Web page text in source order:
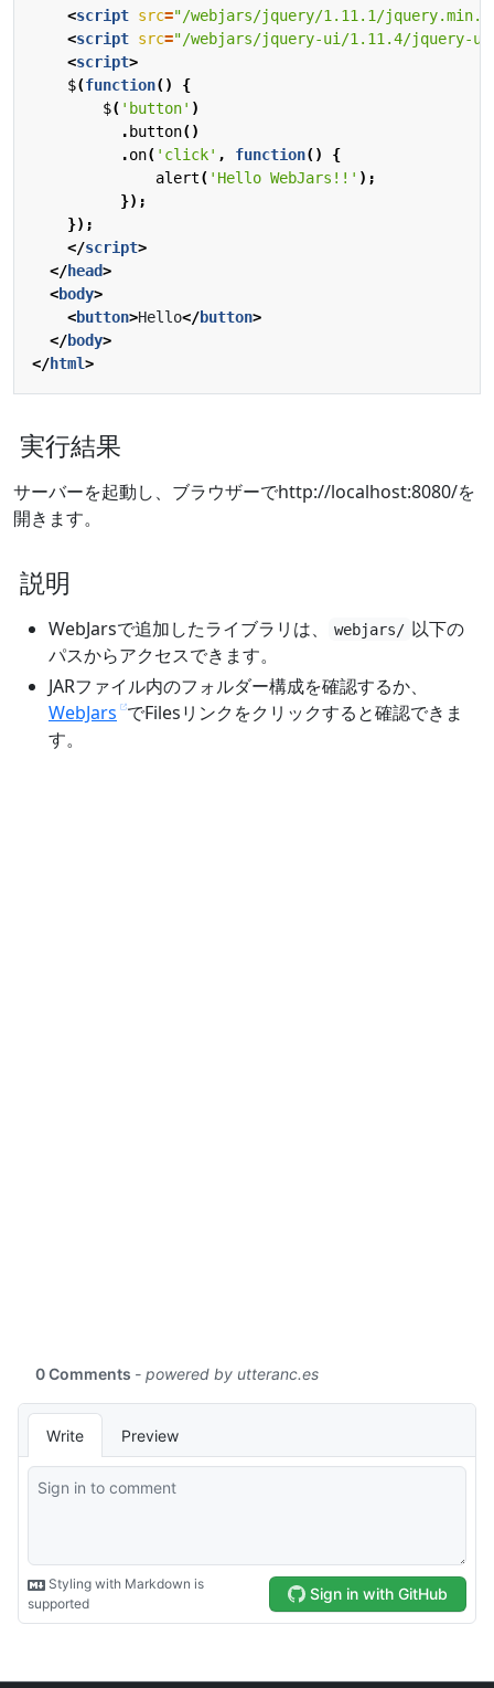
<script src="/webjars/jquery/1.11.1/
<script src="/webjars/jquery-ui/1.11.4/jquery-
<script>
$(function()
{
$( 'button' )
. button()
.on( 'click' , function()
{
alert( 'Hello WebJars!!' );
});
});
</script>
</head>
<body>
<button>Hello</button>
</body>
</html>
実行結果
サーバーを起動し、ブラウザーでhttp://localhost:8080/を
開きます。
説明
WebJarsで追加したライブラリは、 webjars/ 以下の
パスからアクセスできます。
JARファイル内のフォルダー構成を確認するか、
WebJars でFilesリンクをクリックすると確認できま
す。